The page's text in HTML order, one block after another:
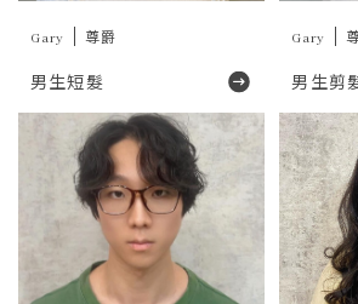
Gary 尊爵
男生短髮
Gary
男生剪